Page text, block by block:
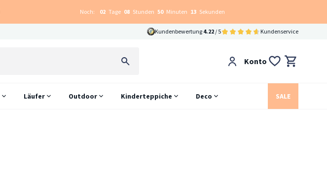
Noch: 02 Tage 08 Stunden 50 Minuten 12 Sekunden
Kundenbewertung 4.22 / 5 Kundenservice
Konto
Läufer Outdoor Kinderteppiche Deco SALE